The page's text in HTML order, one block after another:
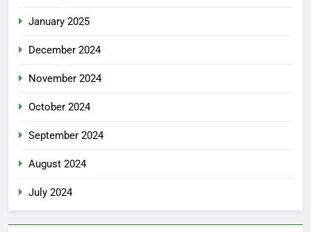
January 2025
December 2024
November 2024
October 2024
September 2024
August 2024
July 2024